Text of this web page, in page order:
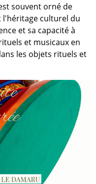
souvent orné de
culturel du
et sa capacité à
et musicaux en
les objets rituels et